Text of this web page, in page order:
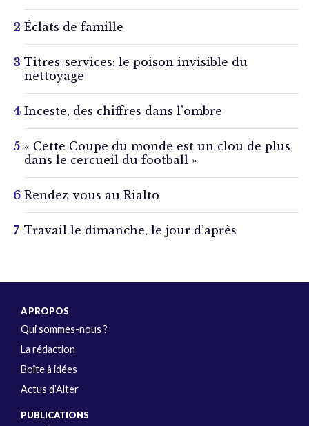
Éclats de famille
Titres-services: le poison invisible du
nettoyage
Inceste, des chiffres dans l’ombre
« Cette Coupe du monde est un clou de plus
dans le cercueil du football »
Rendez-vous au Rialto
Travail le dimanche, le jour d’après
A PROPOS
Qui sommes-nous ?
La rédaction
Boîte à idées
Actus d’Alter
PUBLICATIONS